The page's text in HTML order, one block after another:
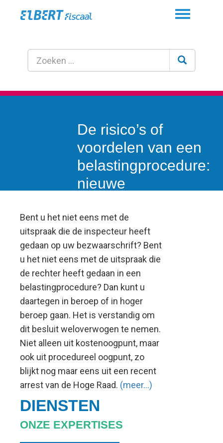
Toggle
De risico’s of
voordelen van een
belastingprocedure:
nieuwe
Bent u het niet eens met de
uitspraak die de inspecteur heeft
gedaan op uw bezwaarschrift? Bent
u het niet eens met de uitspraak die
de rechter heeft gedaan in een
belastingprocedure? Dan kunt u
daartegen in beroep of in hoger
beroep gaan. Het is verstandig om
dit besluit weloverwogen te nemen.
Niet alleen uit kostenoogpunt, maar
ook uit procedureel oogpunt, zo
blijkt nog maar eens uit een recent
arrest van de Hoge Raad. (meer…)
DIENSTEN
ONZE EXPERTISES